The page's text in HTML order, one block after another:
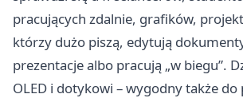
pracujących zdalnie, grafików,
którzy dużo piszą, edytują
prezentacje albo pracują „w biegu”.
OLED i dotykowi – wygodny także do